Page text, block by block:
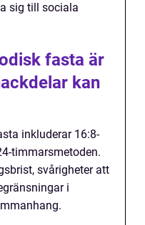
sig till sociala
fasta är
kan
inkluderar 16:8-
timmarsmetoden.
svårigheter att
i